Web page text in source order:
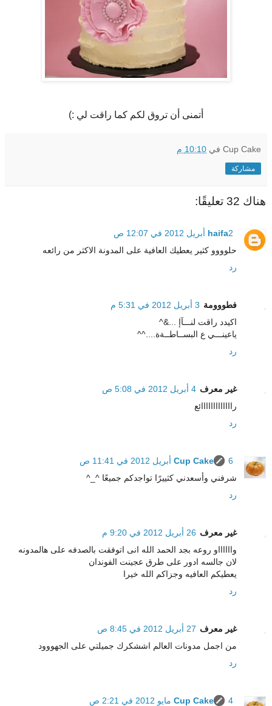
أتمنى أن تروق لكم كما راقت لي :)
Cup Cake في 10:10 م
مشاركة
هناك 32 تعليقًا:
haifa2 أبريل 2012 في 12:07 ص
حلوووو كثير يعطيك العافية على المدونة الاكثر من رائعه
رد
فطووومة 3 أبريل 2012 في 5:31 م
اكيدد راقت لنـــآإ ...&^
ياعينـــي ع البســاطــةة....^^
رد
غير معرف 4 أبريل 2012 في 5:08 ص
رااااااااااااائع
رد
Cup Cake
6 أبريل 2012 في 11:41 ص
شرفني وأسعدني كثييرًا تواجدكم جميعًا ^_^
رد
غير معرف 26 أبريل 2012 في 9:20 م
وااااااو روعه بجد الحمد الله انى اتوفقت بالصدفه على هالمدونه
لان جالسه ادور على طرق عجينت الفوندان
يعطيكم العافيه وجزاكم الله خيرا
رد
غير معرف 27 أبريل 2012 في 8:45 ص
من اجمل مدونات العالم اششكرك جميلتي على الجهووود
رد
Cup Cake
4 مايو 2012 في 2:21 ص